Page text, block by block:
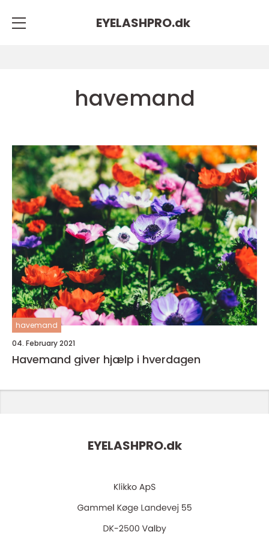
EYELASHPRO.dk
havemand
havemand
04. February 2021
Havemand giver hjælp i hverdagen
EYELASHPRO.dk